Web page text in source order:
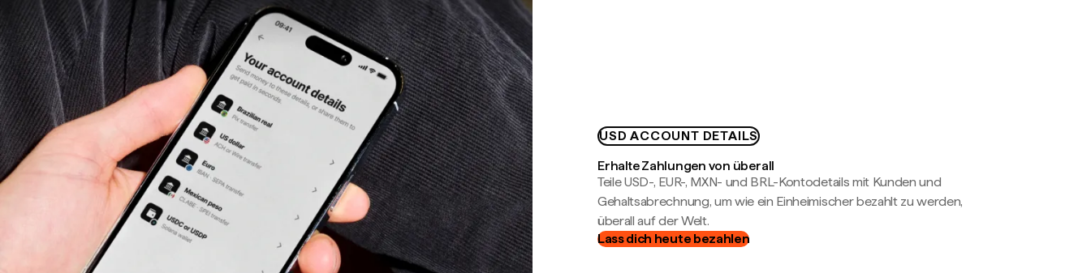
USD ACCOUNT DETAILS
Erhalte Zahlungen von überall
Teile USD-, EUR-, MXN- und BRL-Kontodetails mit Kunden und
Gehaltsabrechnung, um wie ein Einheimischer bezahlt zu werden,
überall auf der Welt.
Lass dich heute bezahlen